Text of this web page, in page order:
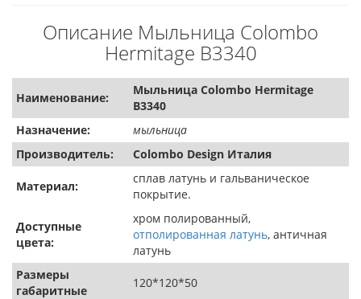
Описание Мыльница Colombo
Hermitage B3340
Наименование:
Мыльница Colombo Hermitage
B3340
Назначение:
мыльница
Производитель:
Colombo Design Италия
Материал:
сплав латунь и гальваническое
покрытие.
Доступные
цвета:
хром полированный,
отполированная латунь, античная
латунь
Размеры
габаритные
120*120*50